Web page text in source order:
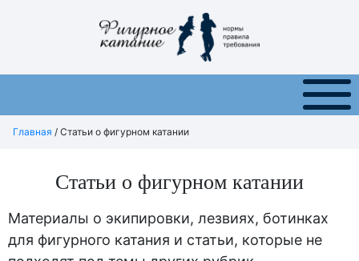
Главная / Статьи о фигурном катании
Статьи о фигурном катании
Материалы о экипировки, лезвиях, ботинках
для фигурного катания и статьи, которые не